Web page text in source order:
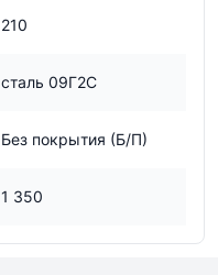
210
сталь 09Г2С
Без покрытия (Б/П)
1 350